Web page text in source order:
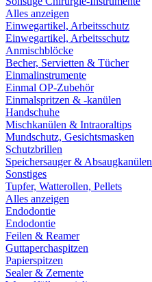
Alles anzeigen
Einwegartikel, Arbeitsschutz
Einwegartikel, Arbeitsschutz
Anmischblöcke
Becher, Servietten & Tücher
Einmalinstrumente
Einmal OP-Zubehör
Einmalspritzen & -kanülen
Handschuhe
Mischkanülen & Intraoraltips
Mundschutz, Gesichtsmasken
Schutzbrillen
Speichersauger & Absaugkanülen
Sonstiges
Tupfer, Watterollen, Pellets
Alles anzeigen
Endodontie
Endodontie
Feilen & Reamer
Guttaperchaspitzen
Papierspitzen
Sealer & Zemente